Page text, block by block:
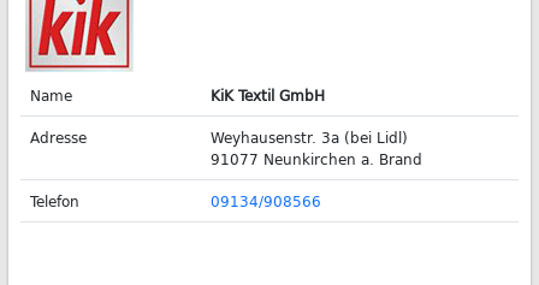
Name
KiK Textil GmbH
Adresse
Weyhausenstr. 3a (bei Lidl)
91077 Neunkirchen a. Brand
Telefon
09134/908566